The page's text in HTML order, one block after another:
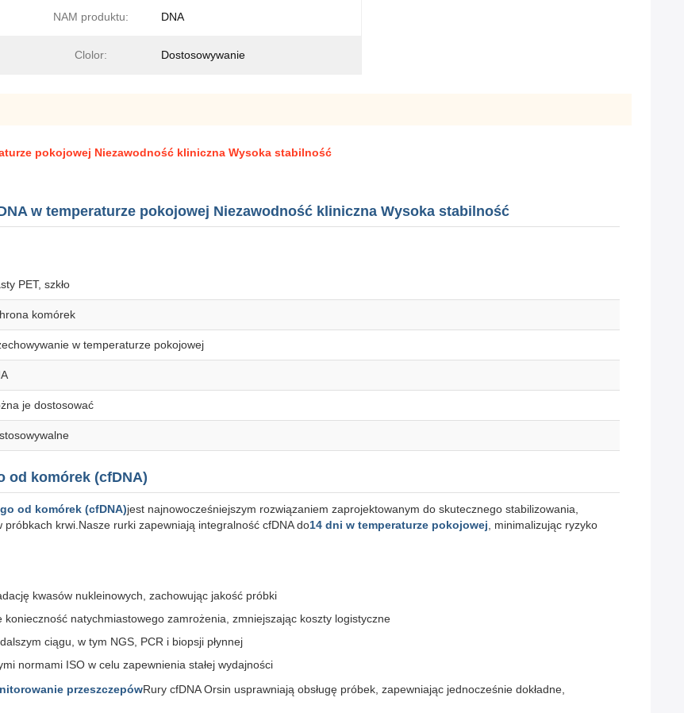
NAM produktu: DNA
Clolor: Dostosowywanie
pokojowej Niezawodność kliniczna Wysoka stabilność
w temperaturze pokojowej Niezawodność kliniczna Wysoka stabilność
PET, szkło
komórek
w temperaturze pokojowej
je dostosować
od komórek (cfDNA)
od komórek (cfDNA)jest najnowocześniejszym rozwiązaniem zaprojektowanym do skutecznego stabilizowania,
krwi.Nasze rurki zapewniają integralność cfDNA do14 dni w temperaturze pokojowej, minimalizując ryzyko
kwasów nukleinowych, zachowując jakość próbki
konieczność natychmiastowego zamrożenia, zmniejszając koszty logistyczne
ciągu, w tym NGS, PCR i biopsji płynnej
normami ISO w celu zapewnienia stałej wydajności
przeszczepówRury cfDNA Orsin usprawniają obsługę próbek, zapewniając jednocześnie dokładne,